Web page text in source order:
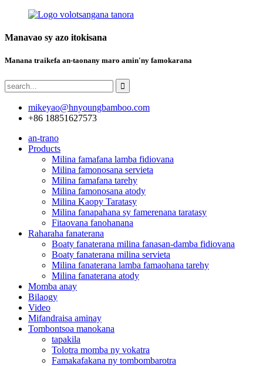
Manavao sy azo itokisana
Manana traikefa an-taonany maro amin'ny famokarana
mikeyao@hnyoungbamboo.com
+86 18851627573
an-trano
Products
Milina famafana lamba fidiovana
Milina famonosana servieta
Milina famafana tarehy
Milina famonosana atody
Milina Kaopy Taratasy
Milina fanapahana sy famerenana taratasy
Fitaovana fanohanana
Raharaha fanaterana
Boaty fanaterana milina fanasan-damba fidiovana
Boaty fanaterana milina servieta
Milina fanaterana lamba famaohana tarehy
Milina fanaterana atody
Momba anay
Bilaogy
Video
Mifandraisa aminay
Tombontsoa manokana
tapakila
Tolotra momba ny vokatra
Famakafakana ny tombombarotra